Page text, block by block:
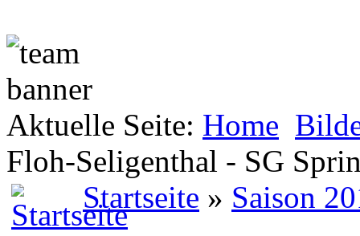
Aktuelle Seite: Home
Floh-Seligenthal - SG
Startseite » Saison